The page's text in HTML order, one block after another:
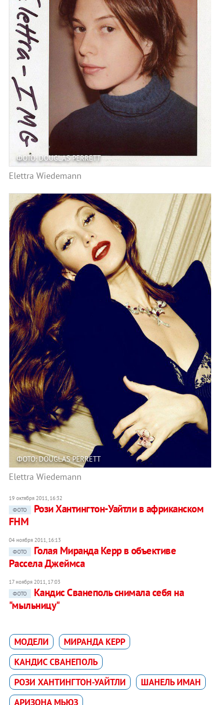
ФОТО: DOUGLAS PERRETT
Elettra Wiedemann
ФОТО: DOUGLAS PERRETT
Elettra Wiedemann
19 октября 2011, 16:32
ФОТО
Рози Хантингтон-Уайтли в африканском
FHM
04 ноября 2011, 16:13
ФОТО
Голая Миранда Керр в объективе
Рассела Джеймса
17 ноября 2011, 17:03
ФОТО
Кандис Сванеполь снимала себя на
"мыльницу"
МОДЕЛИ
МИРАНДА КЕРР
КАНДИС СВАНЕПОЛЬ
РОЗИ ХАНТИНГТОН-УАЙТЛИ
ШАНЕЛЬ ИМАН
АРИЗОНА МЬЮЗ